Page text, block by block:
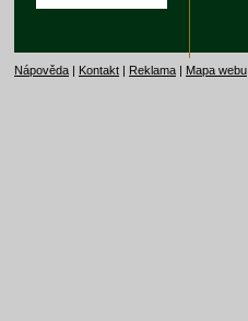
Nápověda | Kontakt | Reklama | Mapa webu